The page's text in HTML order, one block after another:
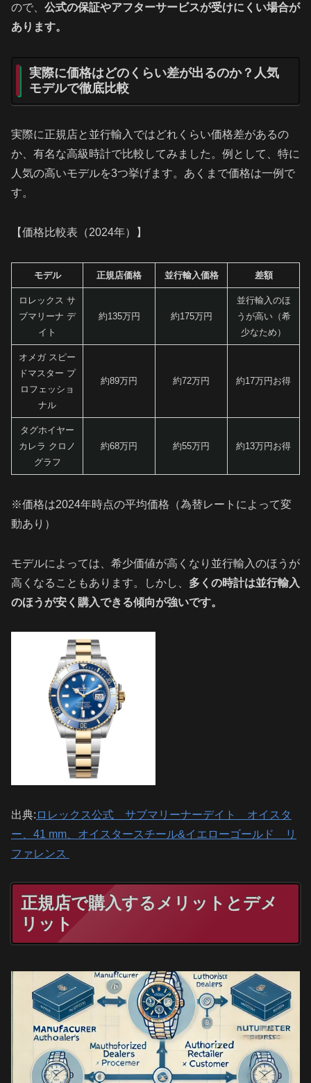
ので、 公式の保証やアフターサービスが受けにくい場合が
あります。
実際に価格はどのくらい差が出るのか？人気
モデルで徹底比較
実際に正規店と並行輸入ではどれくらい価格差があるの
か、有名な高級時計で比較してみました。例として、特に
人気の高いモデルを3つ挙げます。あくまで価格は一例で
す。
【価格比較表（2024年）】
モデル 正規店価格 並行輸入価格 差額
ロレックス サ
ブマリーナ デ
イト
約135万円 約175万円
並行輸入のほ
うが高い（希
少なため）
オメガ スピー
ドマスター プ
ロフェッショ
ナル
約89万円 約72万円 約17万円お得
タグホイヤー
カレラ クロノ
グラフ
約68万円 約55万円 約13万円お得
※価格は2024年時点の平均価格（為替レートによって変
動あり）
モデルによっては、希少価値が高くなり並行輸入のほうが
高くなることもあります。しかし、 多くの時計は並行輸入
のほうが安く購入できる傾向が強いです。
出典: ロレックス公式 サブマリーナーデイト オイスタ
ー、41 mm、オイスタースチール&イエローゴールド リ
ファレンス
正規店で購入するメリットとデメ
リット